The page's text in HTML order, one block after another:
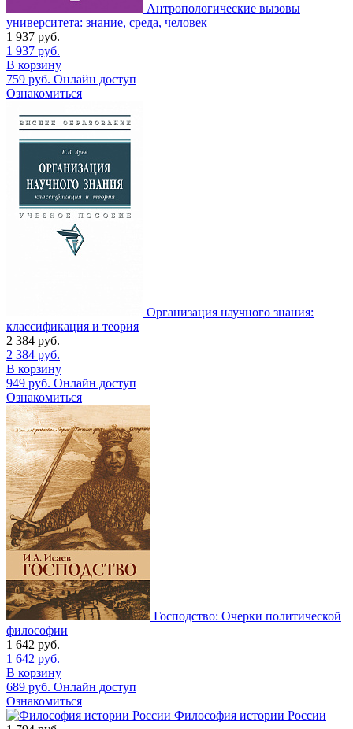
Антропологические вызовы
университета: знание, среда, человек
1 937 руб.
1 937 руб.
В корзину
759 руб. Онлайн доступ
Ознакомиться
Организация научного знания:
классификация и теория
2 384 руб.
2 384 руб.
В корзину
949 руб. Онлайн доступ
Ознакомиться
Господство: Очерки политической
философии
1 642 руб.
1 642 руб.
В корзину
689 руб. Онлайн доступ
Ознакомиться
Философия истории России